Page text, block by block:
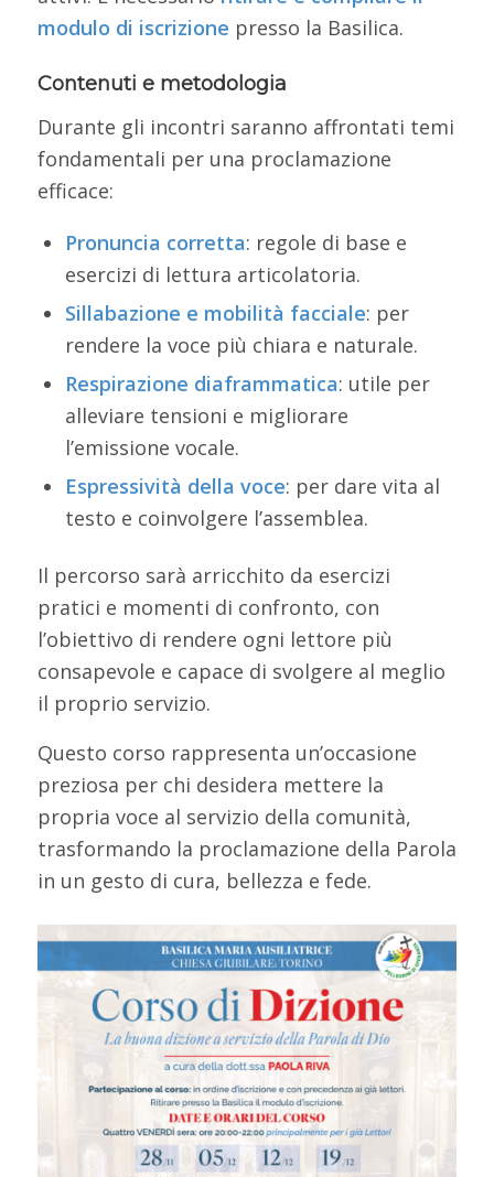
modulo di iscrizione presso la Basilica.
Contenuti e metodologia
Durante gli incontri saranno affrontati temi
fondamentali per una proclamazione
efficace:
Pronuncia corretta: regole di base e
esercizi di lettura articolatoria.
Sillabazione e mobilità facciale: per
rendere la voce più chiara e naturale.
Respirazione diaframmatica: utile per
alleviare tensioni e migliorare
l’emissione vocale.
Espressività della voce: per dare vita al
testo e coinvolgere l’assemblea.
Il percorso sarà arricchito da esercizi
pratici e momenti di confronto, con
l’obiettivo di rendere ogni lettore più
consapevole e capace di svolgere al meglio
il proprio servizio.
Questo corso rappresenta un’occasione
preziosa per chi desidera mettere la
propria voce al servizio della comunità,
trasformando la proclamazione della Parola
in un gesto di cura, bellezza e fede.